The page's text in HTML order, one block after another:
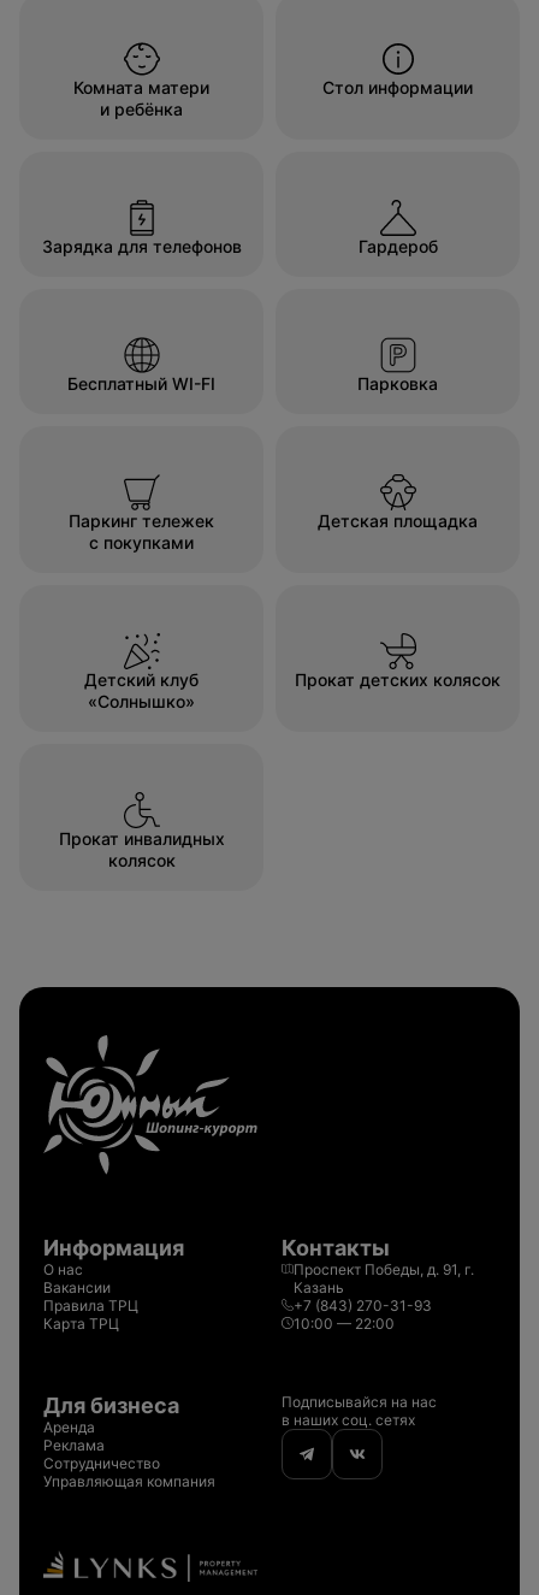
Комната матери
и ребёнка
Стол информации
Зарядка для телефонов Гардероб
Бесплатный WI-FI Парковка
Паркинг тележек
с покупками
Детская площадка
Детский клуб
«Солнышко»
Прокат детских колясок
Прокат инвалидных
колясок
Контакты
Проспект Победы, д. 91, г.
Казань
+7 (843) 270-31-93
10:00 — 22:00
Информация
О нас
Вакансии
Правила ТРЦ
Карта ТРЦ
Для бизнеса
Аренда
Реклама
Сотрудничество
Управляющая компания
Подписывайся на нас
в наших соц. сетях